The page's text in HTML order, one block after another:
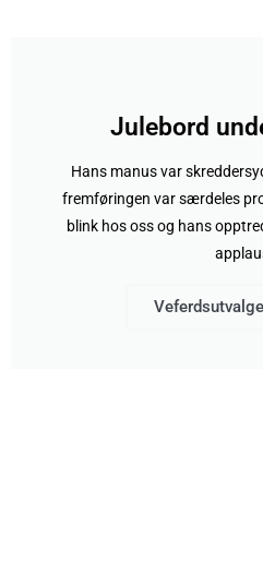
Julebord
Hans manus var
fremføringen var særdeles
blink hos oss og hans